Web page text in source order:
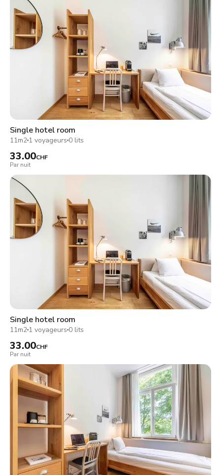
Single hotel room
11m2 1 voyageurs 0 lits
33.00CHF
Par nuit
Single hotel room
11m2 1 voyageurs 0 lits
33.00CHF
Par nuit